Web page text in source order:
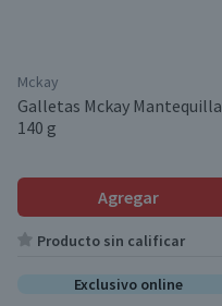
Mckay
Galletas Mckay Mantequilla
140 g
Agregar
Producto sin calificar
Exclusivo online